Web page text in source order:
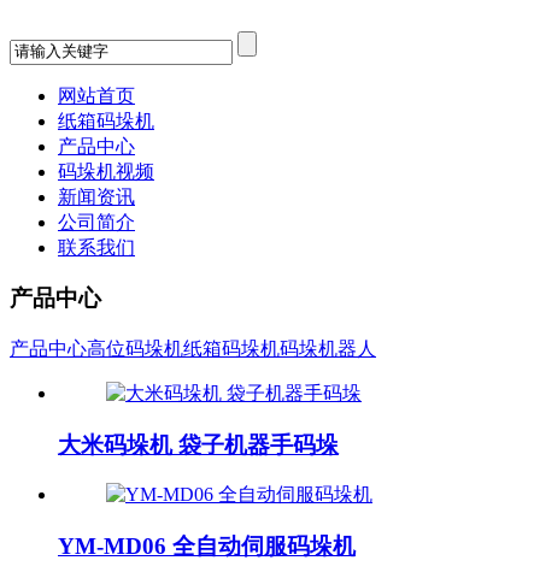
网站首页
纸箱码垛机
产品中心
码垛机视频
新闻资讯
公司简介
联系我们
产品中心
产品中心高位码垛机纸箱码垛机码垛机器人
大米码垛机 袋子机器手码垛
YM-MD06 全自动伺服码垛机